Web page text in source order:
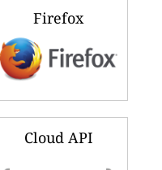
Firefox
Cloud API